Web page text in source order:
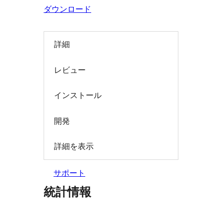
ダウンロード
詳細
レビュー
インストール
開発
詳細を表示
サポート
統計情報